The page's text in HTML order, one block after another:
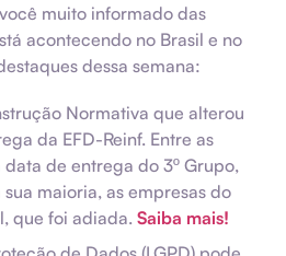
muito informado das
acontecendo no Brasil e no
dessa semana:
Normativa que alterou
da EFD-Reinf. Entre as
de entrega do 3º Grupo,
maioria, as empresas do
que foi adiada. Saiba mais!